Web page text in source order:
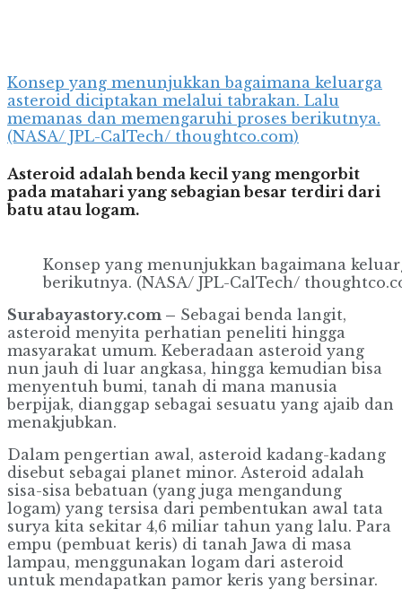
Konsep yang menunjukkan bagaimana keluarga
asteroid diciptakan melalui tabrakan. Lalu
memanas dan memengaruhi proses berikutnya.
(NASA/ JPL-CalTech/ thoughtco.com)
Asteroid adalah benda kecil yang mengorbit
pada matahari yang sebagian besar terdiri dari
batu atau logam.
Konsep yang menunjukkan bagaimana
berikutnya. (NASA/ JPL-CalTech/
Surabayastory.com – Sebagai benda langit,
asteroid menyita perhatian peneliti hingga
masyarakat umum. Keberadaan asteroid yang
nun jauh di luar angkasa, hingga kemudian bisa
menyentuh bumi, tanah di mana manusia
berpijak, dianggap sebagai sesuatu yang ajaib dan
menakjubkan.
Dalam pengertian awal, asteroid kadang-kadang
disebut sebagai planet minor. Asteroid adalah
sisa-sisa bebatuan (yang juga mengandung
logam) yang tersisa dari pembentukan awal tata
surya kita sekitar 4,6 miliar tahun yang lalu. Para
empu (pembuat keris) di tanah Jawa di masa
lampau, menggunakan logam dari asteroid
untuk mendapatkan pamor keris yang bersinar.